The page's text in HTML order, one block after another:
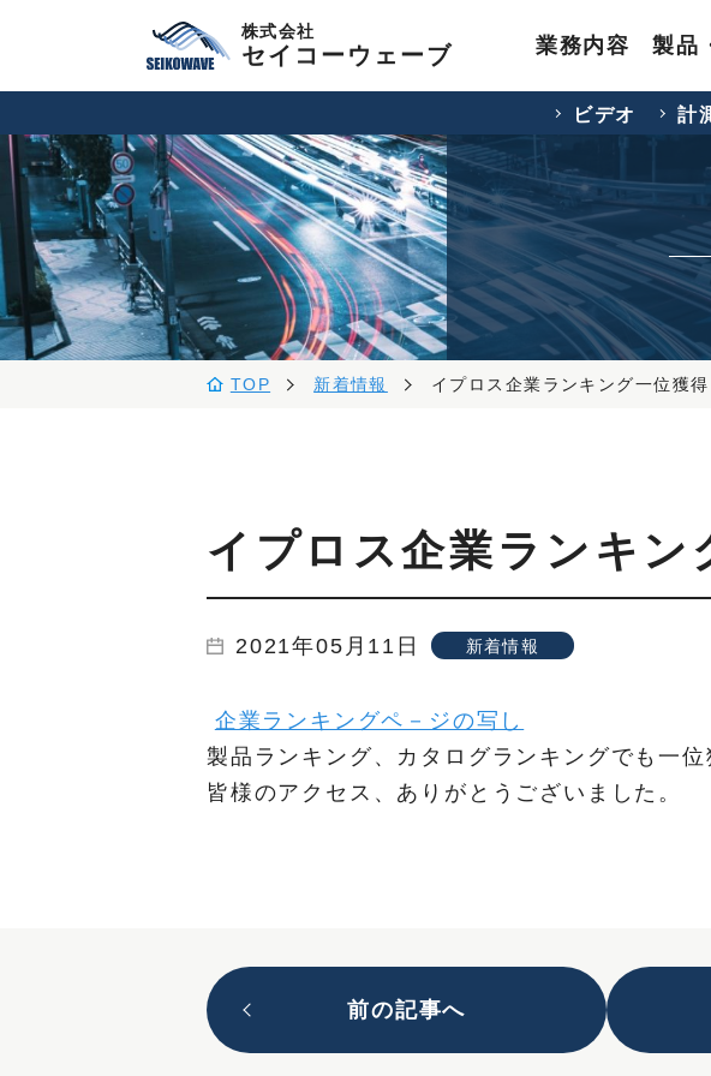
株式会社
セイコーウェーブ 業務内容 製品
ビデオ 計
TOP 新着情報 イプロス企業ランキング一位獲得
イプロス企業ランキン
2021年05月11日 新着情報
企業ランキングペ－ジの写し
製品ランキング、カタログランキングでも一位
皆様のアクセス、ありがとうございました。
前の記事へ